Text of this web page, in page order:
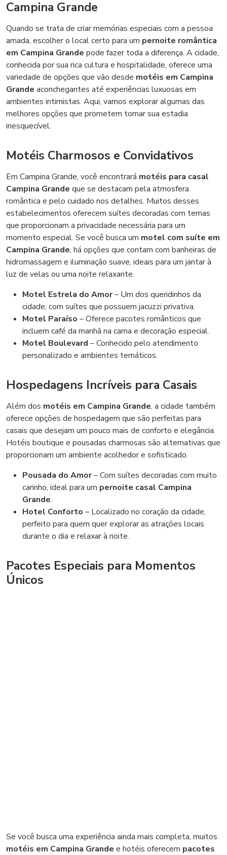
Campina Grande
Quando se trata de criar memórias especiais com a pessoa
amada, escolher o local certo para um pernoite romântica
em Campina Grande pode fazer toda a diferença. A cidade,
conhecida por sua rica cultura e hospitalidade, oferece uma
variedade de opções que vão desde motéis em Campina
Grande aconchegantes até experiências luxuosas em
ambientes intimistas. Aqui, vamos explorar algumas das
melhores opções que prometem tornar sua estadia
inesquecível.
Motéis Charmosos e Convidativos
Em Campina Grande, você encontrará motéis para casal
Campina Grande que se destacam pela atmosfera
romântica e pelo cuidado nos detalhes. Muitos desses
estabelecimentos oferecem suítes decoradas com temas
que proporcionam a privacidade necessária para um
momento especial. Se você busca um motel com suíte em
Campina Grande, há opções que contam com banheiras de
hidromassagem e iluminação suave, ideais para um jantar à
luz de velas ou uma noite relaxante.
Motel Estrela do Amor– Um dos queridinhos da
cidade, com suítes que possuem jacuzzi privativa.
Motel Paraíso – Oferece pacotes românticos que
incluem café da manhã na cama e decoração especial.
Motel Boulevard – Conhecido pelo atendimento
personalizado e ambientes temáticos.
Hospedagens Incríveis para Casais
Além dos motéis em Campina Grande, a cidade também
oferece opções de hospedagem que são perfeitas para
casais que desejam um pouco mais de conforto e elegância.
Hotéis boutique e pousadas charmosas são alternativas que
proporcionam um ambiente acolhedor e sofisticado.
Pousada do Amor– Com suítes decoradas com muito
carinho, ideal para um pernoite casal Campina
Grande.
Hotel Conforto – Localizado no coração da cidade,
perfeito para quem quer explorar as atrações locais
durante o dia e relaxar à noite.
Pacotes Especiais para Momentos
Únicos
Se você busca uma experiência ainda mais completa, muitos
motéis em Campina Grande e hotéis oferecem pacotes